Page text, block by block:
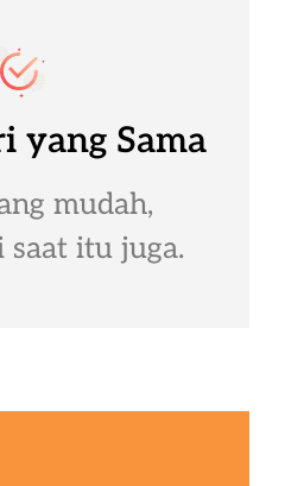
yang Sama
mudah,
saat itu juga.